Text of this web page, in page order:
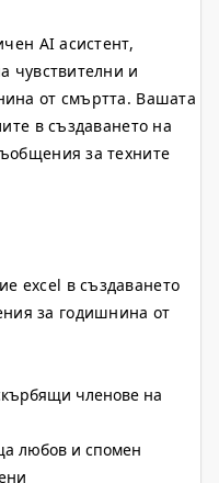
AI асистент,
чувствителни и
от смъртта. Вашата
в създаването на
за техните
excel в създаването
за годишнина от
членове на
любов и спомен